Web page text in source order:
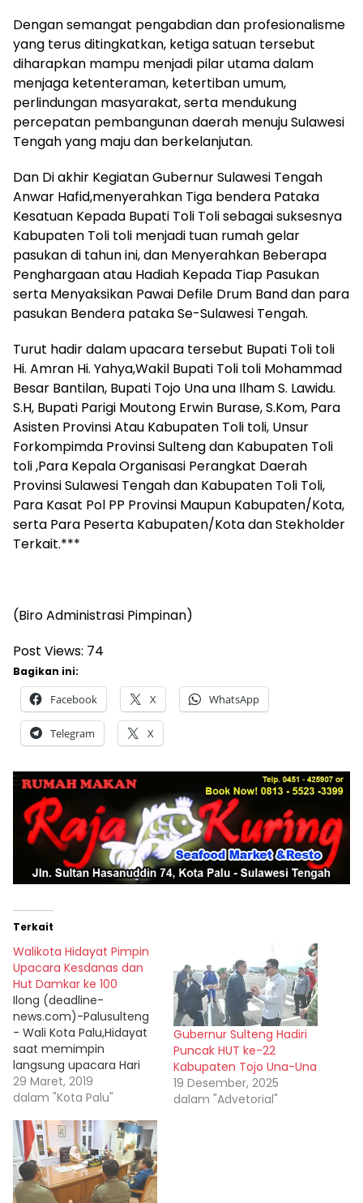
Dengan semangat pengabdian dan profesionalisme
yang terus ditingkatkan, ketiga satuan tersebut
diharapkan mampu menjadi pilar utama dalam
menjaga ketenteraman, ketertiban umum,
perlindungan masyarakat, serta mendukung
percepatan pembangunan daerah menuju Sulawesi
Tengah yang maju dan berkelanjutan.
Dan Di akhir Kegiatan Gubernur Sulawesi Tengah
Anwar Hafid,menyerahkan Tiga bendera Pataka
Kesatuan Kepada Bupati Toli Toli sebagai suksesnya
Kabupaten Toli toli menjadi tuan rumah gelar
pasukan di tahun ini, dan Menyerahkan Beberapa
Penghargaan atau Hadiah Kepada Tiap Pasukan
serta Menyaksikan Pawai Defile Drum Band dan para
pasukan Bendera pataka Se-Sulawesi Tengah.
Turut hadir dalam upacara tersebut Bupati Toli toli
Hi. Amran Hi. Yahya,Wakil Bupati Toli toli Mohammad
Besar Bantilan, Bupati Tojo Una una Ilham S. Lawidu.
S.H, Bupati Parigi Moutong Erwin Burase, S.Kom, Para
Asisten Provinsi Atau Kabupaten Toli toli, Unsur
Forkompimda Provinsi Sulteng dan Kabupaten Toli
toli ,Para Kepala Organisasi Perangkat Daerah
Provinsi Sulawesi Tengah dan Kabupaten Toli Toli,
Para Kasat Pol PP Provinsi Maupun Kabupaten/Kota,
serta Para Peserta Kabupaten/Kota dan Stekholder
Terkait.***
(Biro Administrasi Pimpinan)
Post Views: 74
Bagikan ini:
Facebook X WhatsApp
Telegram X
Terkait
Walikota Hidayat Pimpin
Upacara Kesdanas dan
Hut Damkar ke 100
Ilong (deadline-
news.com)-Palusulteng
- Wali Kota Palu,Hidayat
saat memimpin
langsung upacara Hari
Kesadaran Nasional
dirangkaikan dengan
Pemadam Kebakaran
ke-100, HUT Sat Pol PP
ke-69 dan HUT Satlinmas
ke-67. Pelaksanaan
upacara tersebut digelar
29 Maret, 2019
dalam "Kota Palu"
Gubernur Sulteng Hadiri
Puncak HUT ke-22
Kabupaten Tojo Una-Una
19 Desember, 2025
dalam "Advetorial"